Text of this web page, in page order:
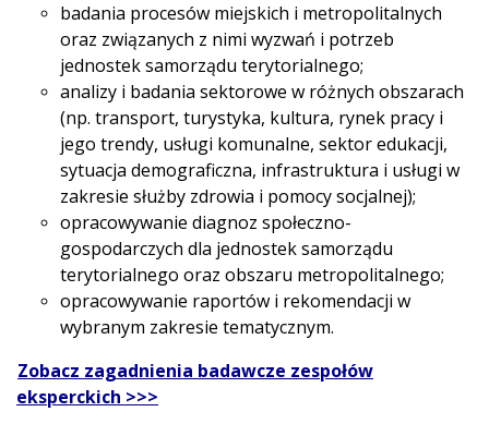
badania procesów miejskich i metropolitalnych
oraz związanych z nimi wyzwań i potrzeb
jednostek samorządu terytorialnego;
analizy i badania sektorowe w różnych obszarach
(np. transport, turystyka, kultura, rynek pracy i
jego trendy, usługi komunalne, sektor edukacji,
sytuacja demograficzna, infrastruktura i usługi w
zakresie służby zdrowia i pomocy socjalnej);
opracowywanie diagnoz społeczno-
gospodarczych dla jednostek samorządu
terytorialnego oraz obszaru metropolitalnego;
opracowywanie raportów i rekomendacji w
wybranym zakresie tematycznym.
Zobacz zagadnienia badawcze zespołów
eksperckich >>>